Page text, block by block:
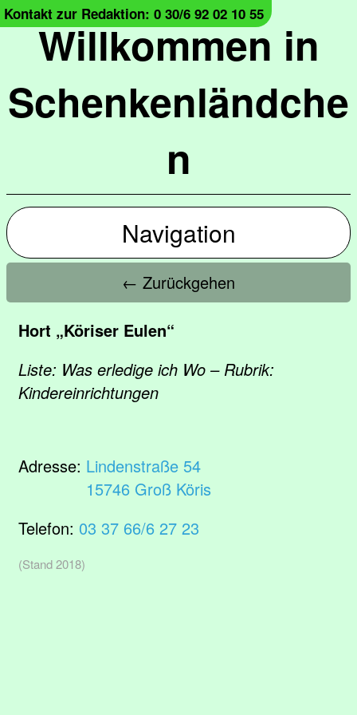
Willkommen in
Schenkenländche
n
Kontakt zur Redaktion: 0 30/6 92 02 10 55
Navigation
← Zurückgehen
Hort „Köriser Eulen“
Liste: Was erledige ich Wo – Rubrik:
Kindereinrichtungen
Adresse: Lindenstraße 54
15746 Groß Köris
Telefon: 03 37 66/6 27 23
(Stand 2018)